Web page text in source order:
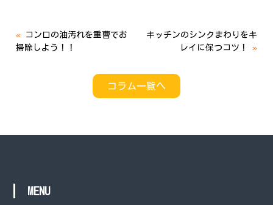
«
コンロの油汚れを重曹でお
掃除しよう！！
キッチンのシンクまわりをキ
レイに保つコツ！
»
コラム一覧へ
MENU